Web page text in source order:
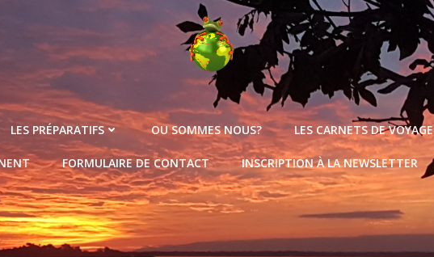
LES PRÉPARATIFS OU SOMMES NOUS? LES CARNETS DE VOYAGE
FORMULAIRE DE CONTACT INSCRIPTION À LA NEWSLETTER